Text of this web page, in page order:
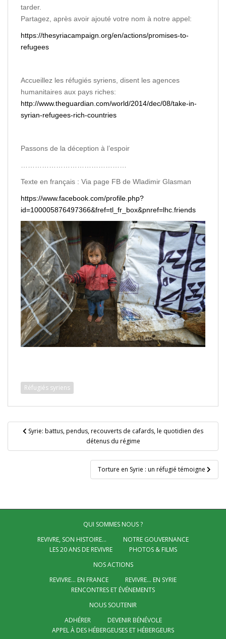
tarder.
Partagez, après avoir ajouté votre nom à notre appel:
https://thesyriacampaign.org/en/actions/promises-to-
refugees
Accueillez les réfugiés syriens, disent les agences
humanitaires aux pays riches:
http://www.theguardian.com/world/2014/dec/08/take-in-
syrian-refugees-rich-countries
Passons de la déception à l’espoir
Texte en français : Via page FB de Wladimir Glasman
https://www.facebook.com/profile.php?
id=100005876497366&fref=tl_fr_box&pnref=lhc.friends
Réfugiés syriens
Navigation
l’article
Syrie: battus, pendus, recouverts de cafards, le quotidien des
détenus du régime
Torture en Syrie : un réfugié témoigne
QUI SOMMES NOUS ?
REVIVRE, SON HISTOIRE…
NOTRE GOUVERNANCE
LES 20 ANS DE REVIVRE
PHOTOS & FILMS
NOS ACTIONS
REVIVRE… EN FRANCE
REVIVRE… EN SYRIE
RENCONTRES ET ÉVÉNEMENTS
NOUS SOUTENIR
ADHÉRER
DEVENIR BÉNÉVOLE
APPEL À DES HÉBERGEUSES ET HÉBERGEURS